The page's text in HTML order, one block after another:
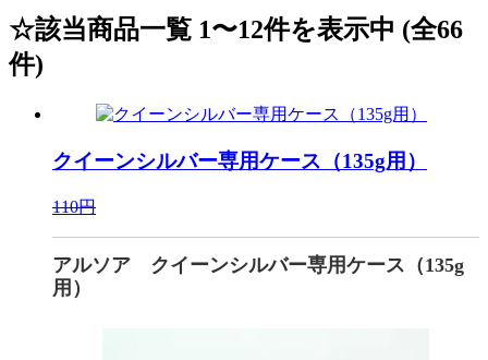
☆該当商品一覧 1〜12件を表示中 (全66
件)
クイーンシルバー専用ケース（135g用）
110円
アルソア クイーンシルバー専用ケース（135g
用）